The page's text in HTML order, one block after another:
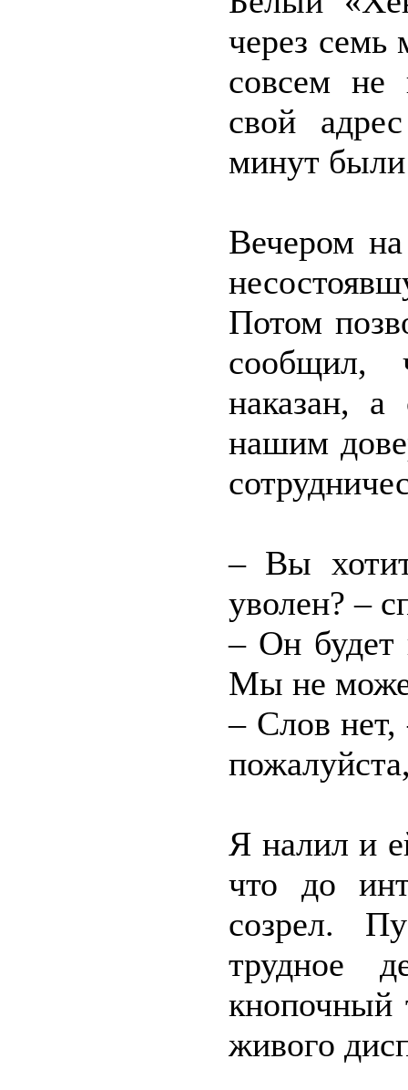
через семь
совсем не
свой
минут
Вечером
Потом
сообщил,
наказан, а
нашим
– Вы
уволен? –
– Он будет
Мы не
– Слов нет,
Я налил и
что до
созрел.
трудное
кнопочный
живого